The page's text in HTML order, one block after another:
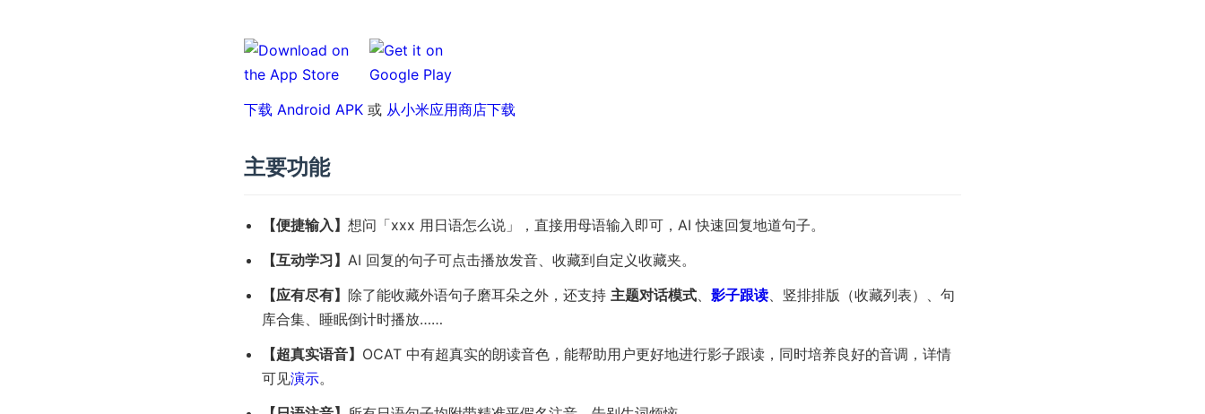
下载 Android APK 或 从小米应用商店下载
主要功能
【便捷输入】 想问「xxx 用日语怎么说」，直接用母语输入即可，AI 快速回复地道句子。
【互动学习】 AI 回复的句子可点击播放发音、收藏到自定义收藏夹。
【应有尽有】 除了能收藏外语句子磨耳朵之外，还支持 主题对话模式 影子跟读 、竖排排版（收藏列表）、句
库合集、睡眠倒计时播放……
【超真实语音】 OCAT 中有超真实的朗读音色，能帮助用户更好地进行影子跟读，同时培养良好的音调，详情
可见演示。